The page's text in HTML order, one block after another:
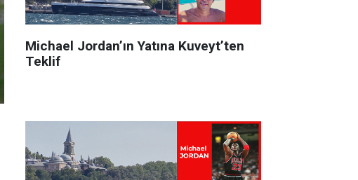
Michael Jordan’ın Yatına Kuveyt’ten
Teklif